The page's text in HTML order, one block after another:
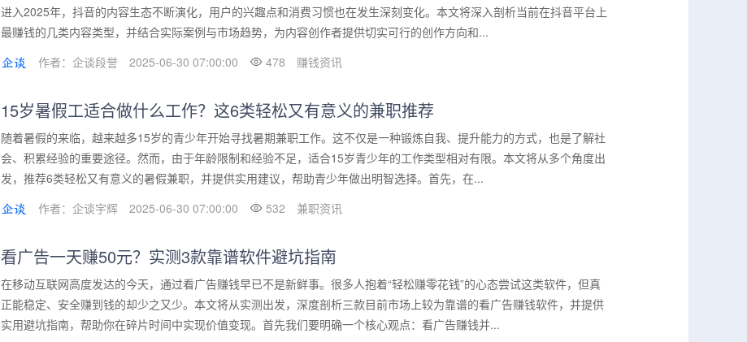
进入2025年，抖音的内容生态不断演化，用户的兴趣点和消费习惯也在发生深刻变化。本文将深入剖析当前在抖音平台上
最赚钱的几类内容类型，并结合实际案例与市场趋势，为内容创作者提供切实可行的创作方向和...
作者：企谈段誉
2025-06-30 07:00:00 478 赚钱资讯
15岁暑假工适合做什么工作？这6类轻松又有意义的兼职推荐
随着暑假的来临，越来越多15岁的青少年开始寻找暑期兼职工作。这不仅是一种锻炼自我、提升能力的方式，也是了解社
会、积累经验的重要途径。然而，由于年龄限制和经验不足，适合15岁青少年的工作类型相对有限。本文将从多个角度出
发，推荐6类轻松又有意义的暑假兼职，并提供实用建议，帮助青少年做出明智选择。首先，在...
作者：企谈宇辉
2025-06-30 07:00:00 532 兼职资讯
看广告一天赚50元？实测3款靠谱软件避坑指南
在移动互联网高度发达的今天，通过看广告赚钱早已不是新鲜事。很多人抱着“轻松赚零花钱”的心态尝试这类软件，但真
正能稳定、安全赚到钱的却少之又少。本文将从实测出发，深度剖析三款目前市场上较为靠谱的看广告赚钱软件，并提供
实用避坑指南，帮助你在碎片时间中实现价值变现。首先我们要明确一个核心观点：看广告赚钱并...